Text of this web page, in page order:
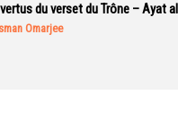
du verset du Trône – Ayat
Omarjee